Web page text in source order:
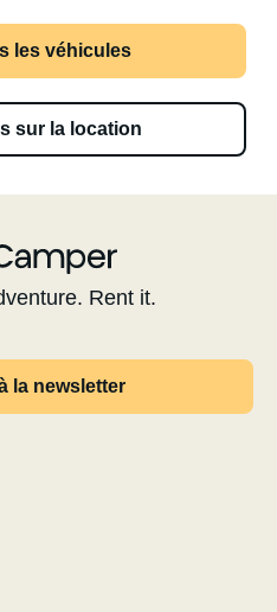
les véhicules
sur la location
Rent it.
la newsletter